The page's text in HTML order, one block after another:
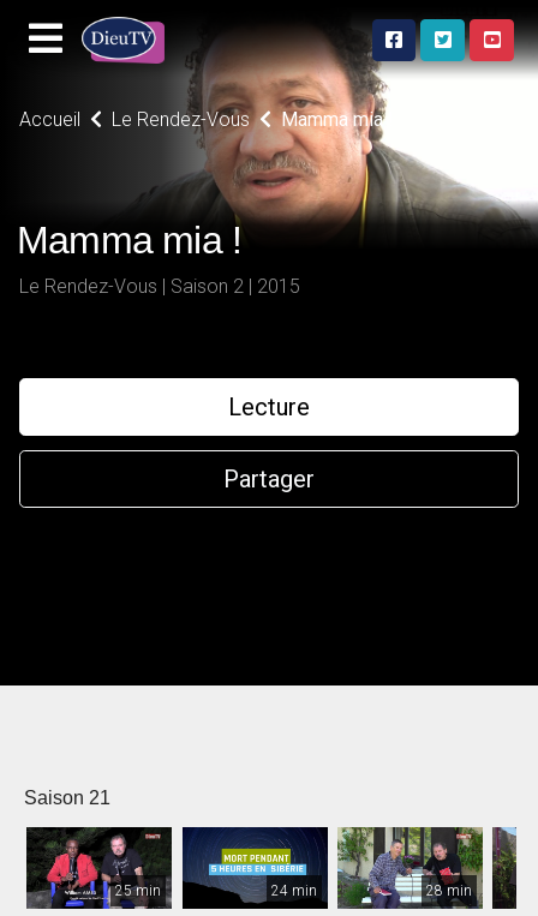
Accueil Le Rendez-Vous Mamma mia !
Mamma mia !
Le Rendez-Vous | Saison 2 | 2015
Lecture
Partager
Saison 21
25 min 24 min 28 min